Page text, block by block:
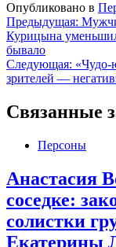
Опубликовано в
Навигация
по
записям
Предыдущая:
Курицына
бывало
Следующая: «Чудо-
зрителей —
Связанные
Персоны
Анастасия
соседке:
солистки
Екатерины